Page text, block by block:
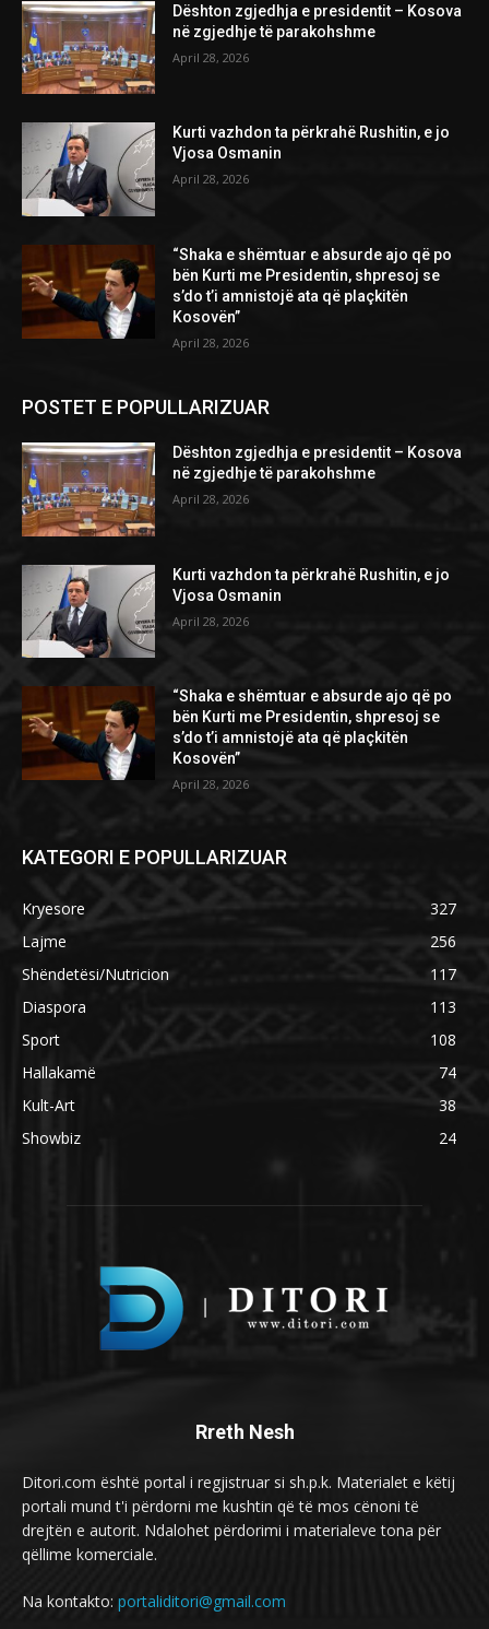
Dështon zgjedhja e presidentit – Kosova
në zgjedhje të parakohshme
April 28, 2026
Kurti vazhdon ta përkrahë Rushitin, e jo
Vjosa Osmanin
April 28, 2026
“Shaka e shëmtuar e absurde ajo që po
bën Kurti me Presidentin, shpresoj se
s’do t’i amnistojë ata që plaçkitën
Kosovën”
April 28, 2026
POSTET E POPULLARIZUAR
Dështon zgjedhja e presidentit – Kosova
në zgjedhje të parakohshme
April 28, 2026
Kurti vazhdon ta përkrahë Rushitin, e jo
Vjosa Osmanin
April 28, 2026
“Shaka e shëmtuar e absurde ajo që po
bën Kurti me Presidentin, shpresoj se
s’do t’i amnistojë ata që plaçkitën
Kosovën”
April 28, 2026
KATEGORI E POPULLARIZUAR
Kryesore
327
Lajme
256
Shëndetësi/Nutricion
117
Diaspora
113
Sport
108
Hallakamë
74
Kult-Art
38
Showbiz
24
Rreth Nesh
Ditori.com është portal i regjistruar si sh.p.k. Materialet e këtij
portali mund t'i përdorni me kushtin që të mos cënoni të
drejtën e autorit. Ndalohet përdorimi i materialeve tona për
qëllime komerciale.
Na kontakto: portaliditori@gmail.com